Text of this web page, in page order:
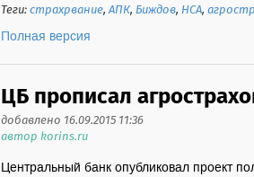
Теги:страхрвание,АПК, Биждов, НСА,
Полная версия
ЦБ прописал
добавлено 16.09.2015 11:36
автор korins.ru
Центральный банк опубликовал проект